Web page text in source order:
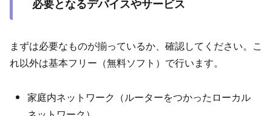
必要となるデバイスやサービス
まずは必要なものが揃っているか、確認してください。こ
れ以外は基本フリー（無料ソフト）で行います。
家庭内ネットワーク（ルーターをつかったローカル